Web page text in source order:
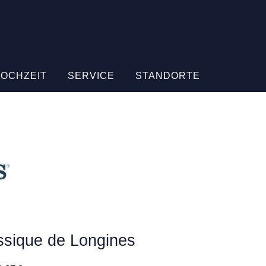
SERVICE STANDORTE
de Longines